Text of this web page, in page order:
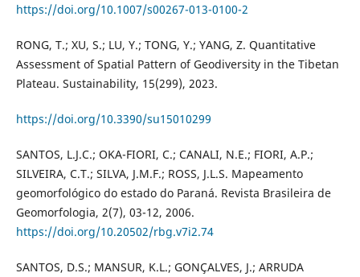
https://doi.org/10.1007/s00267-013-0100-2
RONG, T.; XU, S.; LU, Y.; TONG, Y.; YANG, Z. Quantitative
Assessment of Spatial Pattern of Geodiversity in the Tibetan
Plateau. Sustainability, 15(299), 2023.
https://doi.org/10.3390/su15010299
SANTOS, L.J.C.; OKA-FIORI, C.; CANALI, N.E.; FIORI, A.P.;
SILVEIRA, C.T.; SILVA, J.M.F.; ROSS, J.L.S. Mapeamento
geomorfológico do estado do Paraná. Revista Brasileira de
Geomorfologia, 2(7), 03-12, 2006.
https://doi.org/10.20502/rbg.v7i2.74
SANTOS, D.S.; MANSUR, K.L.; GONÇALVES, J.; ARRUDA